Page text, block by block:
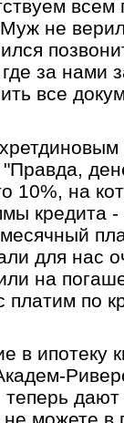
не
за нами
все
10%, на
кредита
для нас
на
платим по
в ипотеку